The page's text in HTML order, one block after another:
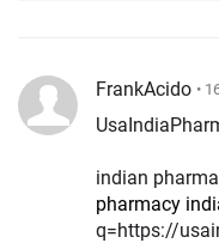
FrankAcido •
indian
pharmacy
q=https://